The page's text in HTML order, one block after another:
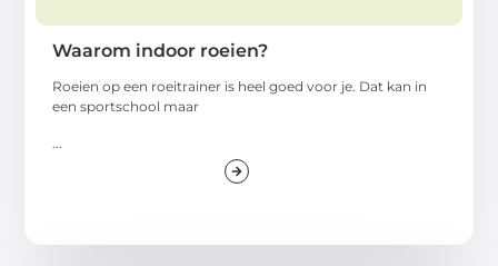
Waarom indoor roeien?
Roeien op een roeitrainer is heel goed voor je. Dat kan in
een sportschool maar